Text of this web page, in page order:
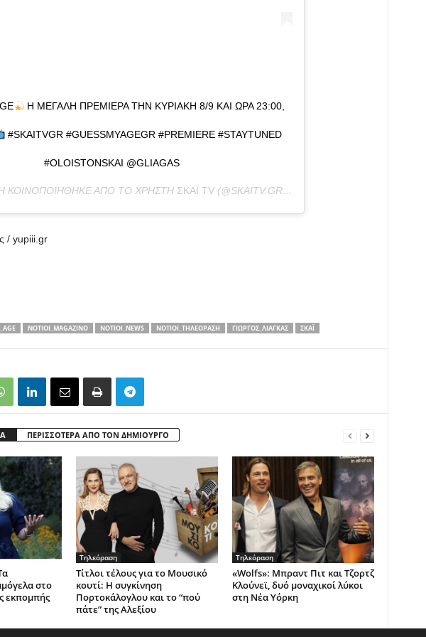
Η ΜΕΓΆΛΗ ΠΡΕΜΙΈΡΑ ΤΗΝ ΚΥΡΙΑΚΉ 8/9 ΚΑΙ ΏΡΑ 23:00,
#SKAITVGR #GUESSMYAGEGR #PREMIERE #STAYTUNED
#OLOISTONSKAI @GLIAGAS
ΚΟΙΝΟΠΟΙΉΘΗΚΕ ΑΠΌ ΤΟ ΧΡΉΣΤΗ ΣΚΑΪ TV(@SKAITV.GR) ΣΤΙΣ
/ yupiii.gr
NOTIOI_MAGAZINO NOTIOI_NEWS NOTIOI_ΤΗΛΕΌΡΑΣΗ ΓΙΏΡΓΟΣ_ΛΙΆΓΚΑΣ ΣΚΆΙ
ΠΕΡΙΣΣΟΤΕΡΑ ΑΠΟ ΤΟΝ ΔΗΜΙΟΥΡΓΟ
στο
εκπομπής
Τηλεόραση
Τίτλοι τέλους για το Μουσικό
κουτί: Η συγκίνηση
Πορτοκάλογλου και το “πού
πάτε” της Αλεξίου
Τηλεόραση
«Wolfs»: Μπραντ Πιτ και Τζορτζ
Κλούνεϊ, δυό μοναχικοί λύκοι
στη Νέα Υόρκη